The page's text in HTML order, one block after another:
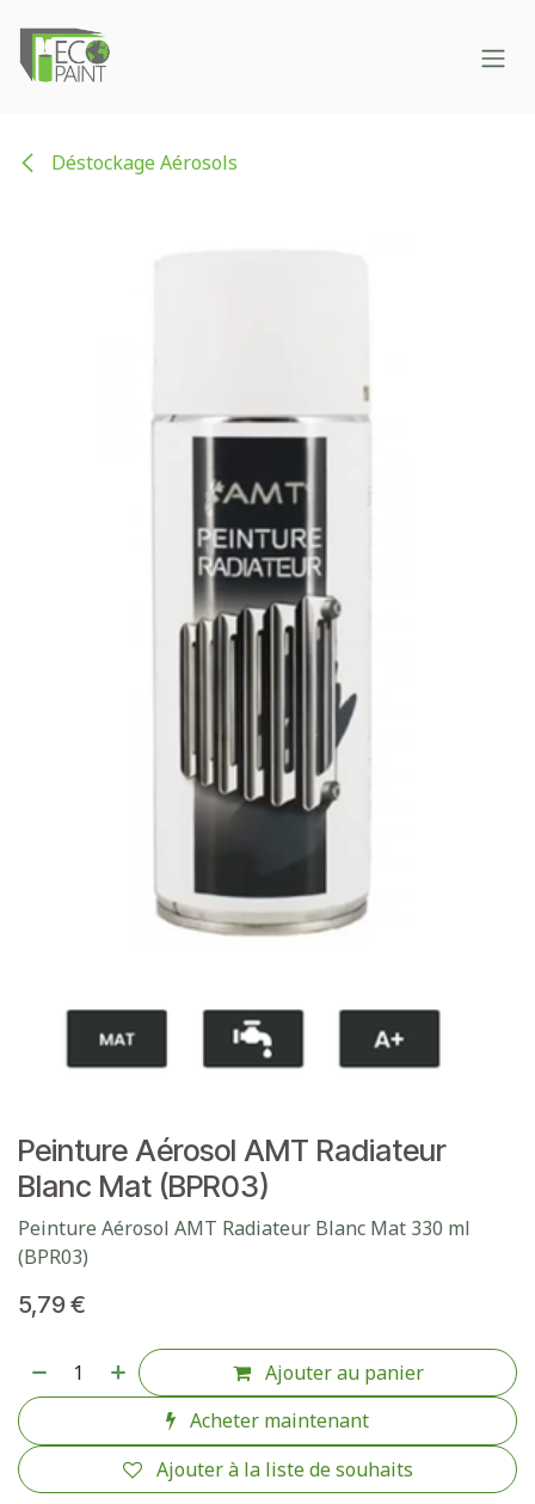
Déstockage Aérosols
Peinture Aérosol AMT Radiateur
Blanc Mat (BPR03)
Peinture Aérosol AMT Radiateur Blanc Mat 330 ml
(BPR03)
5,79€
Ajouter au panier
Acheter maintenant
Ajouter à la liste de souhaits